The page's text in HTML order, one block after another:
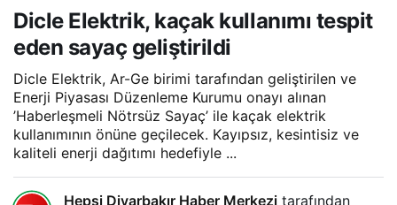
Dicle Elektrik, kaçak kullanımı tespit
eden sayaç geliştirildi
Dicle Elektrik, Ar-Ge birimi tarafından geliştirilen ve
Enerji Piyasası Düzenleme Kurumu onayı alınan
’Haberleşmeli Nötrsüz Sayaç’ ile kaçak elektrik
kullanımının önüne geçilecek. Kayıpsız, kesintisiz ve
kaliteli enerji dağıtımı hedefiyle ...
Hepsi Diyarbakır Haber Merkezi tarafından